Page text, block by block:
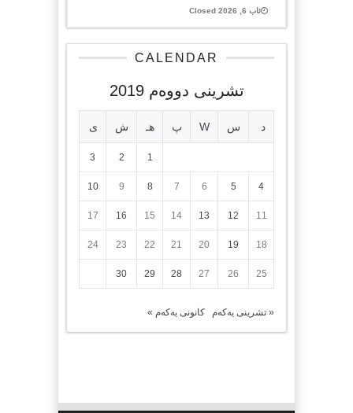
ئاب 6, 2026 Closed
CALENDAR
تشرینی دووەم 2019
د س W پ هـ ش ی
1
2
3
4
5
6
7
8
9
10
11
12
13
14
15
16
17
18
19
20
21
22
23
24
25
26
27
28
29
30
« تشرینی یەکەم کانونی یەکەم »